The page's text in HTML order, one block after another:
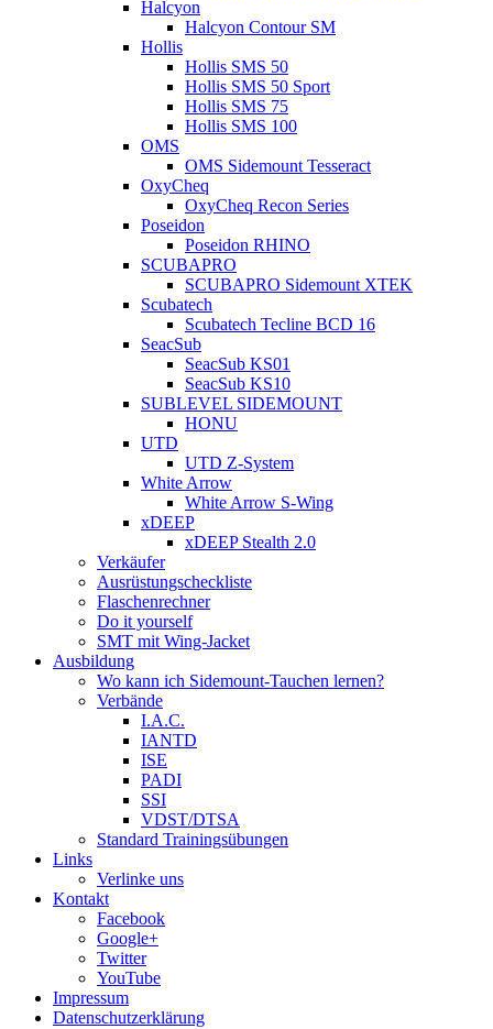
Halcyon
Halcyon Contour SM
Hollis
Hollis SMS 50
Hollis SMS 50 Sport
Hollis SMS 75
Hollis SMS 100
OMS
OMS Sidemount Tesseract
OxyCheq
OxyCheq Recon Series
Poseidon
Poseidon RHINO
SCUBAPRO
SCUBAPRO Sidemount XTEK
Scubatech
Scubatech Tecline BCD 16
SeacSub
SeacSub KS01
SeacSub KS10
SUBLEVEL SIDEMOUNT
HONU
UTD
UTD Z-System
White Arrow
White Arrow S-Wing
xDEEP
xDEEP Stealth 2.0
Verkäufer
Ausrüstungscheckliste
Flaschenrechner
Do it yourself
SMT mit Wing-Jacket
Ausbildung
Wo kann ich Sidemount-Tauchen lernen?
Verbände
I.A.C.
IANTD
ISE
PADI
SSI
VDST/DTSA
Standard Trainingsübungen
Links
Verlinke uns
Kontakt
Facebook
Google+
Twitter
YouTube
Impressum
Datenschutzerklärung